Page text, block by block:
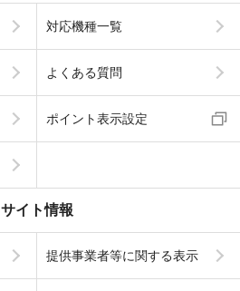
対応機種一覧
よくある質問
ポイント表示設定
サイト情報
提供事業者等に関する表示